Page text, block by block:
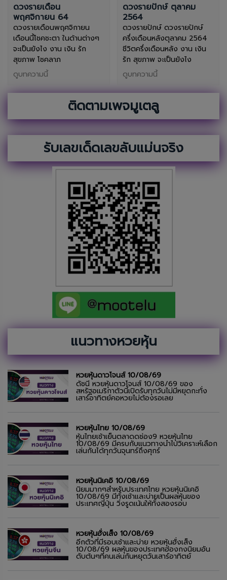
ดวงรายเดือน
พฤศจิกายน 64
ดวงรายเดือนพฤศจิกายน
เดือนนี้โชคชะตา ในด้านต่างๆ
จะเป็นยังไง งาน เงิน รัก
สุขภาพ โชคลาภ
ดูบทความนี้
ดวงรายปักษ์ ตุลาคม
2564
ดวงรายปักษ์ ดวงรายปักษ์
ครึ่งเดือนหลังตุลาคม 2564
ชีวิตครึ่งเดือนหลัง งาน เงิน
รัก สุขภาพ จะเป็นยังไง
ดูบทความนี้
ติดตามเพจมูเตลู
รับเลขเด็ดเลขลับแม่นจริง
แนวทางหวยหุ้น
หวยหุ้นดาวโจนส์ 10/08/69
ดัชนี หวยหุ้นดาวโจนส์ 10/08/69 ของ
สหรัฐอเมริกาตัวนี้เปิดรับทุกวันไม่มีหยุดกะทั่ง
เสาร์อาทิตย์คอหวยไม่ต้องรอเลย
หวยหุ้นไทย 10/08/69
หุ้นไทยเช้าเย็นตลาดดช่อง9 หวยหุ้นไทย
10/08/69 มีครบกับแนวทางนำไปวิเคราะห์เลือก
เล่นกันได้ทุกวันจุนทร์ถึงศุกร์
หวยหุ้นนิเคอิ 10/08/69
นิยมมากๆสำหรับประเทศไทย หวยหุ้นนิเคอิ
10/08/69 มีทั้งเช้าและบ่ายเป็นผลหุ้นของ
ประเทศญี่ปุ่น วิ่งรูดเน้นให้ทั้งสองรอบ
หวยหุ้นฮั่งเส็ง 10/08/69
อีกตัวที่มีรอบเช้าและบ่าย หวยหุ้นฮั่งเส็ง
10/08/69 ผลหุ้นของประเทศฮ่องกงนิยมอัน
ดับต้นๆที่คนเล่นกันหยุดวันเสาร์อาทิตย์